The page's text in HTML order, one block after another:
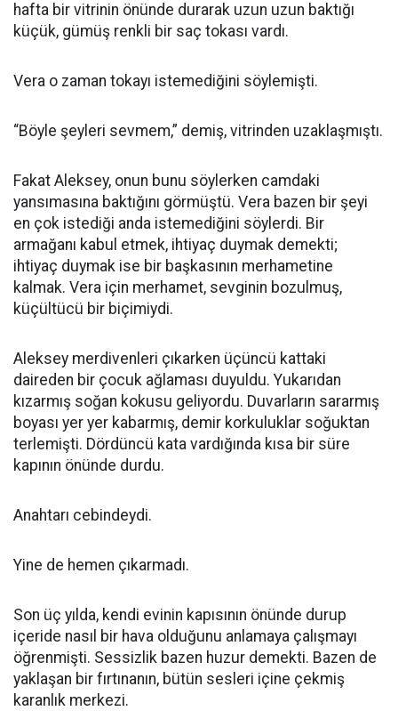
hafta bir vitrinin önünde durarak uzun uzun baktığı
küçük, gümüş renkli bir saç tokası vardı.
Vera o zaman tokayı istemediğini söylemişti.
“Böyle şeyleri sevmem,” demiş, vitrinden uzaklaşmıştı.
Fakat Aleksey, onun bunu söylerken camdaki
yansımasına baktığını görmüştü. Vera bazen bir şeyi
en çok istediği anda istemediğini söylerdi. Bir
armağanı kabul etmek, ihtiyaç duymak demekti;
ihtiyaç duymak ise bir başkasının merhametine
kalmak. Vera için merhamet, sevginin bozulmuş,
küçültücü bir biçimiydi.
Aleksey merdivenleri çıkarken üçüncü kattaki
daireden bir çocuk ağlaması duyuldu. Yukarıdan
kızarmış soğan kokusu geliyordu. Duvarların sararmış
boyası yer yer kabarmış, demir korkuluklar soğuktan
terlemişti. Dördüncü kata vardığında kısa bir süre
kapının önünde durdu.
Anahtarı cebindeydi.
Yine de hemen çıkarmadı.
Son üç yılda, kendi evinin kapısının önünde durup
içeride nasıl bir hava olduğunu anlamaya çalışmayı
öğrenmişti. Sessizlik bazen huzur demekti. Bazen de
yaklaşan bir fırtınanın, bütün sesleri içine çekmiş
karanlık merkezi.